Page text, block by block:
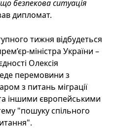
безпекова ситуація
дипломат.
тижня відбудеться
міністра України –
Олексія
перемовини з
з питань міграції
іншими європейськими
"пошуку спільного